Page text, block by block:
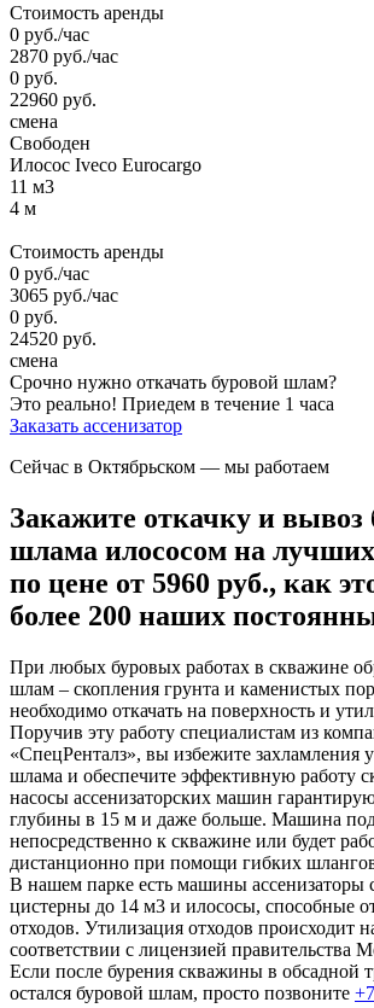
Стоимость аренды
0 руб./час
2870 руб./час
0 руб.
22960 руб.
смена
Свободен
Илосос Iveco Eurocargo
11 м3
4 м
Стоимость аренды
0 руб./час
3065 руб./час
0 руб.
24520 руб.
смена
Срочно нужно откачать буровой шлам?
Это реально! Приедем в течение 1 часа
Заказать ассенизатор
Сейчас в Октябрьском — мы работаем
Закажите откачку и вывоз
шлама илососом на
по цене от 5960 руб., как
более 200 наших
При любых буровых работах в скважине
шлам – скопления грунта и каменистых
необходимо откачать на поверхность и
Поручив эту работу специалистам из
«СпецРенталз», вы избежите захламления
шлама и обеспечите эффективную
насосы ассенизаторских машин
глубины в 15 м и даже больше. Машина
непосредственно к скважине или будет
дистанционно при помощи гибких
В нашем парке есть машины ассенизаторы
цистерны до 14 м3 и илососы, способные
отходов. Утилизация отходов происходит
соответствии с лицензией правительства
Если после бурения скважины в обсадной
остался буровой шлам, просто позвоните